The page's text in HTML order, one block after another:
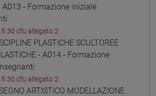
A013 - Formazione iniziale
fi 30 cfu allegato 2
PLASTICHE SCULTOREE
- A014 - Formazione
fi 30 cfu allegato 2
ARTISTICO MODELLAZIONE